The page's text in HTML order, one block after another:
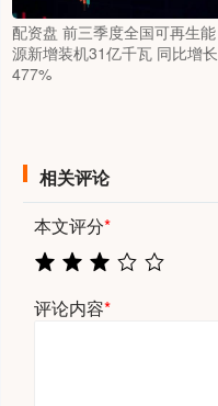
配资盘 前三季度全国可再生能
源新增装机31亿千瓦 同比增长
477%
相关评论
本文评分*
评论内容*